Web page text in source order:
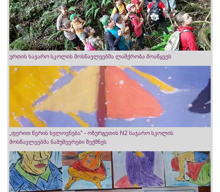
ურთის საჯარო სკოლის მოსწავლეებმა ლაშქრობა მოაწყვეს
„ფერით წერის ხელოვნება“ - ოზურგეთის N2 საჯარო სკოლის
მოსწავლეებმა ნამუშევრები შექმნეს